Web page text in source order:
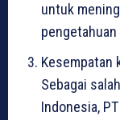
untuk
pengetahuan
Kesempatan
Sebagai
Indonesia,